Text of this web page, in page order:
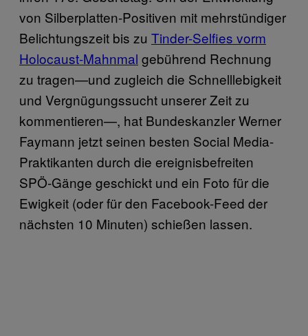
von Silberplatten-Positiven mit mehrstündiger
Belichtungszeit bis zu Tinder-Selfies vorm
Holocaust-Mahnmal gebührend Rechnung
zu tragen—und zugleich die Schnelllebigkeit
und Vergnügungssucht unserer Zeit zu
kommentieren—, hat Bundeskanzler Werner
Faymann jetzt seinen besten Social Media-
Praktikanten durch die ereignisbefreiten
SPÖ-Gänge geschickt und ein Foto für die
Ewigkeit (oder für den Facebook-Feed der
nächsten 10 Minuten) schießen lassen.